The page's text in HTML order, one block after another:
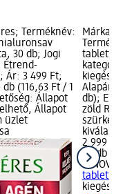
Terméknév:
30 db; Jogi
Étrend-
Ár: 3 499 Ft;
(116,63 Ft / 1
Állapot
Állapot
üzlet
Márka:
tabletta,
Alapár:
db);
zöld
szürke
2 999 Ft
60 db
tabletta,